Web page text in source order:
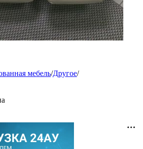
мебель/Другое/